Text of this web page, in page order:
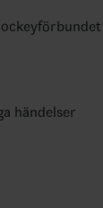
händelser